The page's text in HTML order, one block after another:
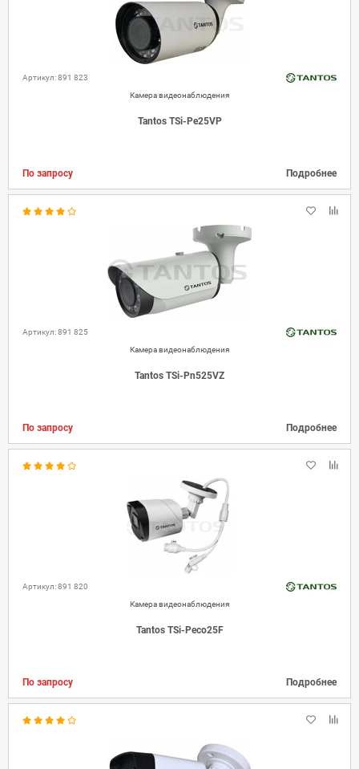
Артикул: 891 823
Камера видеонаблюдения
Tantos TSi-Pe25VP
По запросу Подробнее
Артикул: 891 825
Камера видеонаблюдения
Tantos TSi-Pn525VZ
По запросу Подробнее
Артикул: 891 820
Камера видеонаблюдения
Tantos TSi-Peco25F
По запросу Подробнее